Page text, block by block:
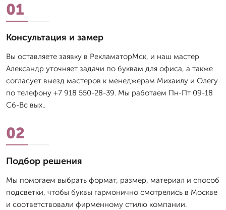
01
Консультация и замер
Вы оставляете заявку в РекламаторМск, и наш мастер
Александр уточняет задачи по буквам для офиса, а также
согласует выезд мастеров к менеджерам Михаилу и Олегу
по телефону +7 918 550-28-39. Мы работаем Пн-Пт 09-18
Сб-Вс вых..
02
Подбор решения
Мы помогаем выбрать формат, размер, материал и способ
подсветки, чтобы буквы гармонично смотрелись в Москве
и соответствовали фирменному стилю компании.